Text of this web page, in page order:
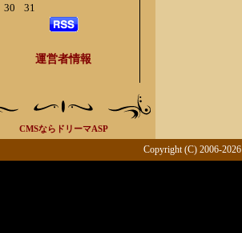
30
31
運営者情報
CMSならドリーマASP
Copyright (C) 2006-